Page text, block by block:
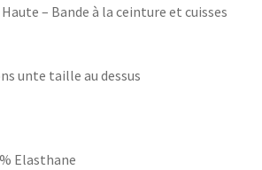
– Bande à la ceinture et cuisses
unte taille au dessus
Elasthane